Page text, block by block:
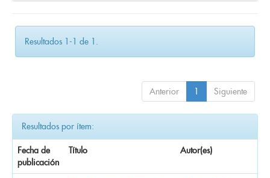
Resultados 1-1 de 1.
Anterior 1 Siguiente
Resultados por ítem:
Fecha de
publicación
Título Autor(es)